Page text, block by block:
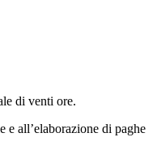
di venti ore.
e all’elaborazione di paghe